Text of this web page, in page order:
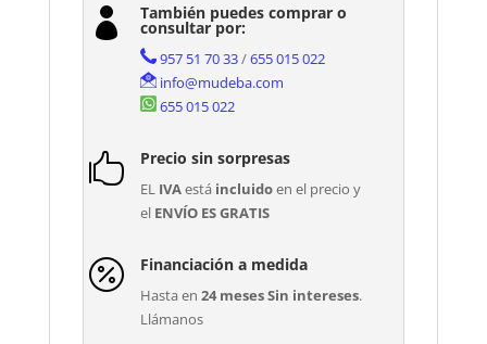
 También puedes comprar o
consultar por:
957 51 70 33/655 015 022
info@mudeba.com
655 015 022
 Precio sin sorpresas
EL IVAestá incluidoen el precio y
el ENVÍO ES GRATIS
 Financiación a medida
Hasta en 24 meses Sin intereses.
Llámanos